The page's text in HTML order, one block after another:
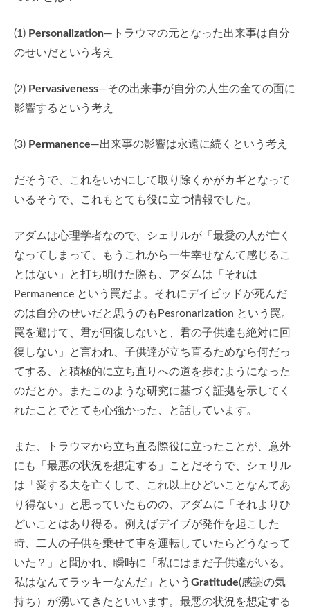
(1) Personalization—トラウマの元となった出来事は自分
のせいだという考え
(2) Pervasiveness—その出来事が自分の人生の全ての面に
影響するという考え
(3) Permanence—出来事の影響は永遠に続くという考え
だそうで、これをいかにして取り除くかがカギとなって
いるそうで、これもとても役に立つ情報でした。
アダムは心理学者なので、シェリルが「最愛の人が亡く
なってしまって、もうこれから一生幸せなんて感じるこ
とはない」と打ち明けた際も、アダムは「それは
Permanence という罠だよ。それにデイビッドが死んだ
のは自分のせいだと思うのもPesronarization という罠。
罠を避けて、君が回復しないと、君の子供達も絶対に回
復しない」と言われ、子供達が立ち直るためなら何だっ
てする、と積極的に立ち直りへの道を歩むようになった
のだとか。またこのような研究に基づく証拠を示してく
れたことでとても心強かった、と話しています。
また、トラウマから立ち直る際役に立ったことが、意外
にも「最悪の状況を想定する」ことだそうで、シェリル
は「愛する夫を亡くして、これ以上ひどいことなんてあ
り得ない」と思っていたものの、アダムに「それよりひ
どいことはあり得る。例えばデイブが発作を起こした
時、二人の子供を乗せて車を運転していたらどうなって
いた？」と聞かれ、瞬時に「私にはまだ子供達がいる。
私はなんてラッキーなんだ」という Gratitude(感謝の気
持ち）が湧いてきたといいます。最悪の状況を想定する